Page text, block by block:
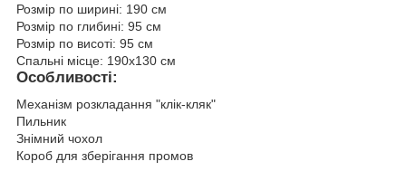
Розмір по ширині: 190 см
Розмір по глибині: 95 см
Розмір по висоті: 95 см
Спальні місце: 190x130 см
Особливості:
Механізм розкладання "клік-кляк"
Пильник
Знімний чохол
Короб для зберігання промов